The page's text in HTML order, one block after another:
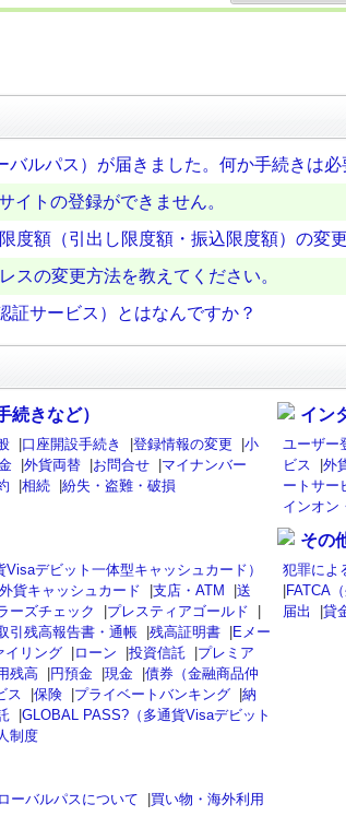
ルパス）が届きました。何か手続きは必
イトの登録ができません。
度額（引出し限度額・振込限度額）の変
スの変更方法を教えてください。
証サービス）とはなんですか？
続きなど）
|口座開設手続き |登録情報の変更 |小
|外貨両替 |お問合せ |マイナンバー
|相続 |紛失・盗難・破損
イン
ユーザー
ビス
|外
ートサー
インオン
デビット一体型キャッシュカード）
貨キャッシュカード |支店・ATM |送
ーズチェック |プレスティアゴールド
|
引残高報告書・通帳 |残高証明書 |Eメー
イリング |ローン |投資信託 |プレミア
残高 |円預金 |現金 |債券（金融商品仲
ス |保険 |プライベートバンキング |納
|GLOBAL PASS?（多通貨Visaデビット
制度
その
犯罪によ
|FATCA
届出
|貸
ーバルパスについて |買い物・海外利用